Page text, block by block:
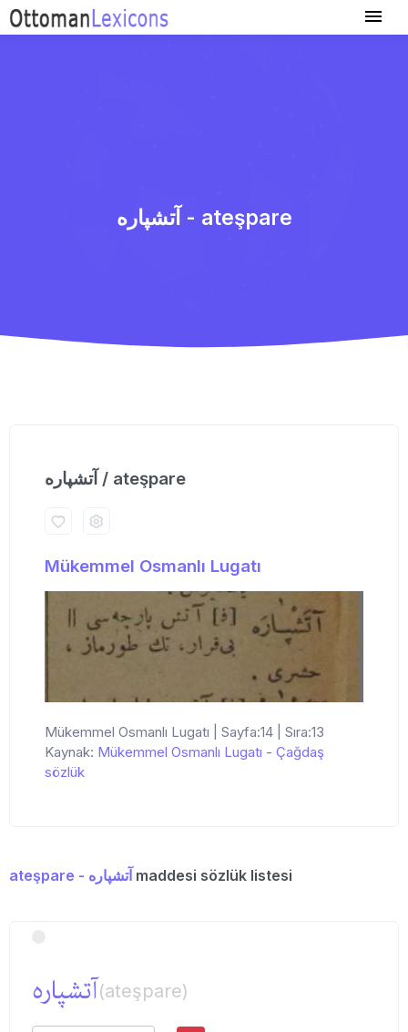
آتشپاره - ateşpare
آتشپاره / ateşpare
Mükemmel Osmanlı Lugatı
Mükemmel Osmanlı Lugatı | Sayfa:14 | Sıra:13
Kaynak: Mükemmel Osmanlı Lugatı - Çağdaş
sözlük
ateşpare - آتشپاره maddesi sözlük listesi
آتشپاره(ateşpare)